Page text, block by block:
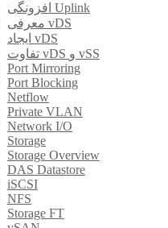
افزونگی Uplink
معرفی vDS
ایجاد vDS
تفاوت vDS و vSS
Port Mirroring
Port Blocking
Netflow
Private VLAN
Network I/O
Storage
Storage Overview
DAS Datastore
iSCSI
NFS
Storage FT